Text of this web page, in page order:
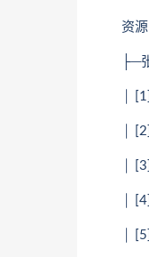
资源
├─张
│ [1]--
│ [2]--
│ [3]--
│ [4]--
│ [5]--